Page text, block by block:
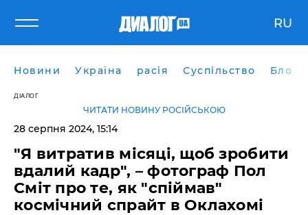
RU
Новини Україна расія Суспільство Блоги
ДІАЛОГ
ЧИТАТИ НОВИНУ РОСІЙСЬКОЮ
28 серпня 2024, 15:14
"Я витратив місяці, щоб зробити
вдалий кадр", – фотограф Пол
Сміт про те, як "спіймав"
космічний спрайт в Оклахомі